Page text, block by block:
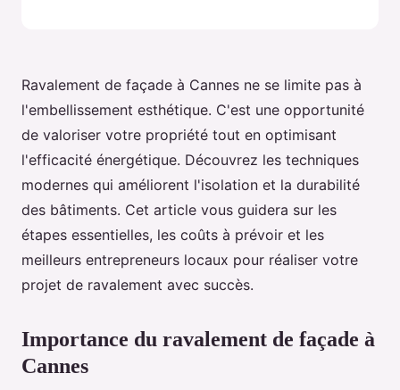
Ravalement de façade à Cannes ne se limite pas à
l'embellissement esthétique. C'est une opportunité
de valoriser votre propriété tout en optimisant
l'efficacité énergétique. Découvrez les techniques
modernes qui améliorent l'isolation et la durabilité
des bâtiments. Cet article vous guidera sur les
étapes essentielles, les coûts à prévoir et les
meilleurs entrepreneurs locaux pour réaliser votre
projet de ravalement avec succès.
Importance du ravalement de façade à
Cannes